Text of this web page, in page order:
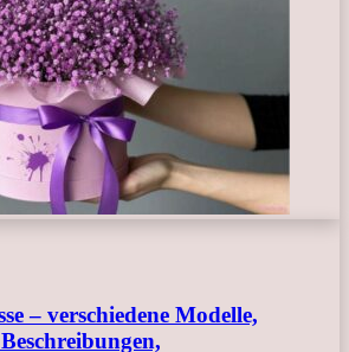
– verschiedene Modelle,